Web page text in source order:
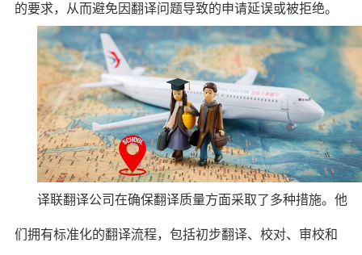
的要求，从而避免因翻译问题导致的申请延误或被拒绝。
译联翻译公司在确保翻译质量方面采取了多种措施。他
们拥有标准化的翻译流程，包括初步翻译、校对、审校和